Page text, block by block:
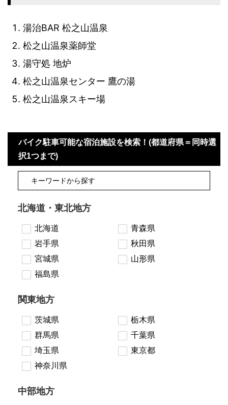
湯治BAR 松之山温泉
松之山温泉薬師堂
湯守処 地炉
松之山温泉センター 鷹の湯
松之山温泉スキー場
バイク駐車可能な宿泊施設を検索！(都道府県＝同時選
択1つまで)
北海道・東北地方
北海道
青森県
岩手県
秋田県
宮城県
山形県
福島県
関東地方
茨城県
栃木県
群馬県
千葉県
埼玉県
東京都
神奈川県
中部地方